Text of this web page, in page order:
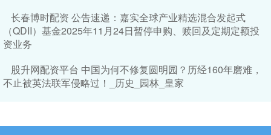
长春博时配资 公告速递：嘉实全球产业精选混合发起式
（QDII）基金2025年11月24日暂停申购、赎回及定期定额投
资业务
股升网配资平台 中国为何不修复圆明园？历经160年磨难，
不止被英法联军侵略过！_历史_园林_皇家